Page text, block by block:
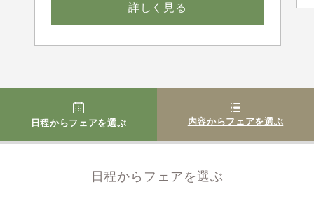
詳しく見る
日程からフェアを選ぶ 内容からフェアを選ぶ
日程からフェアを選ぶ